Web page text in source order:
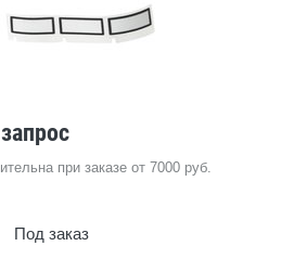
запрос
при заказе от 7000 руб.
Под заказ